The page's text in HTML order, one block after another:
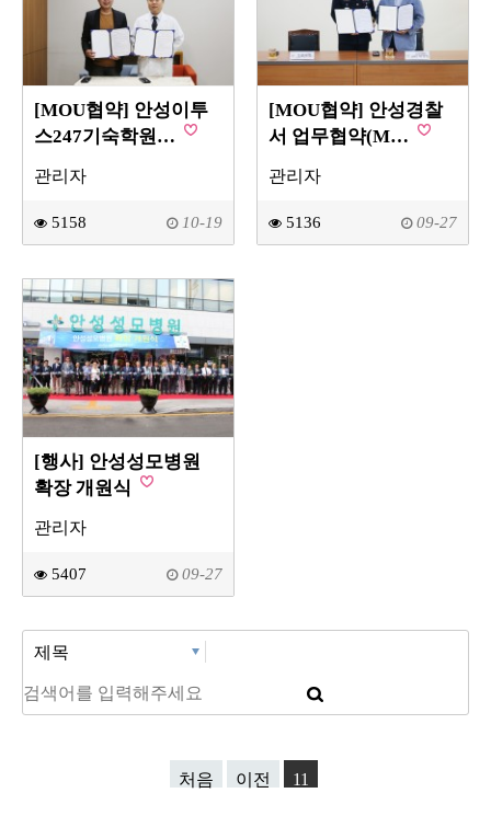
[MOU협약] 안성이투
스247기숙학원…
관리자
5158 10-19
[MOU협약] 안성경찰
서 업무협약(M…
관리자
5136 09-27
[행사] 안성성모병원
확장 개원식
관리자
5407 09-27
처음 이전 11